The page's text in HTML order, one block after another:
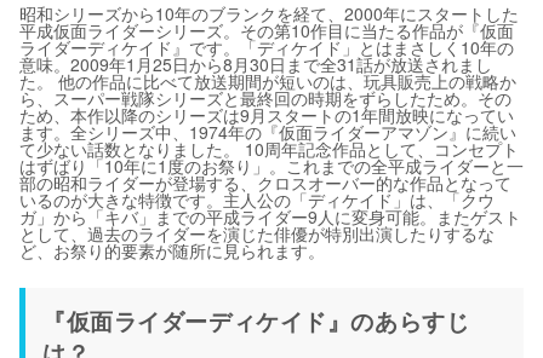
昭和シリーズから10年のブランクを経て、2000年にスタートした
平成仮面ライダーシリーズ。その第10作目に当たる作品が『仮面
ライダーディケイド』です。「ディケイド」とはまさしく10年の
意味。2009年1月25日から8月30日まで全31話が放送されまし
た。 他の作品に比べて放送期間が短いのは、玩具販売上の戦略か
ら、スーパー戦隊シリーズと最終回の時期をずらしたため。その
ため、本作以降のシリーズは9月スタートの1年間放映になってい
ます。全シリーズ中、1974年の『仮面ライダーアマゾン』に続い
て少ない話数となりました。 10周年記念作品として、コンセプト
はずばり「10年に1度のお祭り」。これまでの全平成ライダーと一
部の昭和ライダーが登場する、クロスオーバー的な作品となって
いるのが大きな特徴です。主人公の「ディケイド」は、「クウ
ガ」から「キバ」までの平成ライダー9人に変身可能。またゲスト
として、過去のライダーを演じた俳優が特別出演したりするな
ど、お祭り的要素が随所に見られます。
『仮面ライダーディケイド』のあらすじ